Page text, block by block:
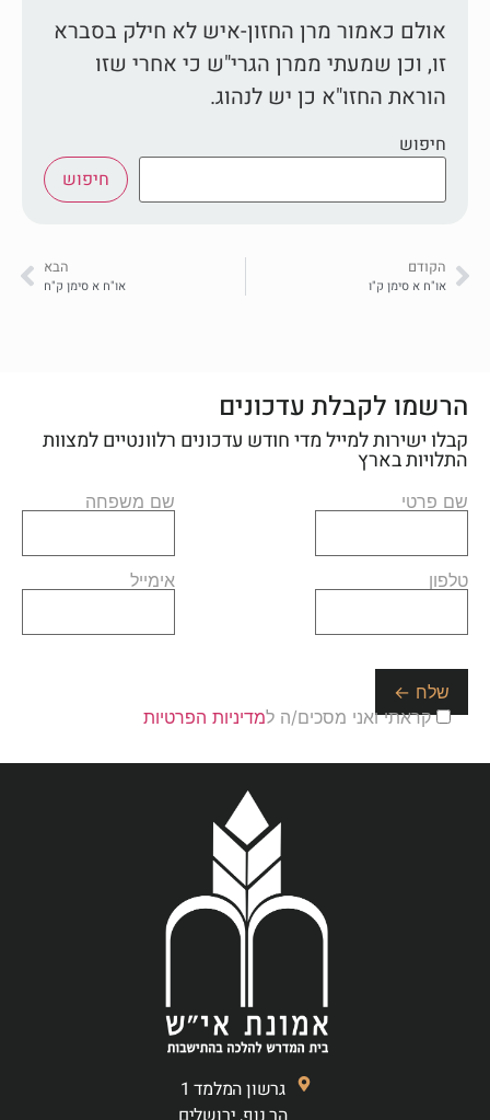
אולם כאמור מרן החזון-איש לא חילק בסברא
זו, וכן שמעתי ממרן הגרי"ש כי אחרי שזו
הוראת החזו"א כן יש לנהוג.
חיפוש
חיפוש
הקודם
או"ח א סימן ק"ו
הבא
או"ח א סימן ק"ח
הרשמו לקבלת עדכונים
קבלו ישירות למייל מדי חודש עדכונים רלוונטיים למצוות
התלויות בארץ
שם פרטי שם משפחה
טלפון אימייל
קראתי ואני מסכים/ה למדיניות הפרטיות
גרשון המלמד 1